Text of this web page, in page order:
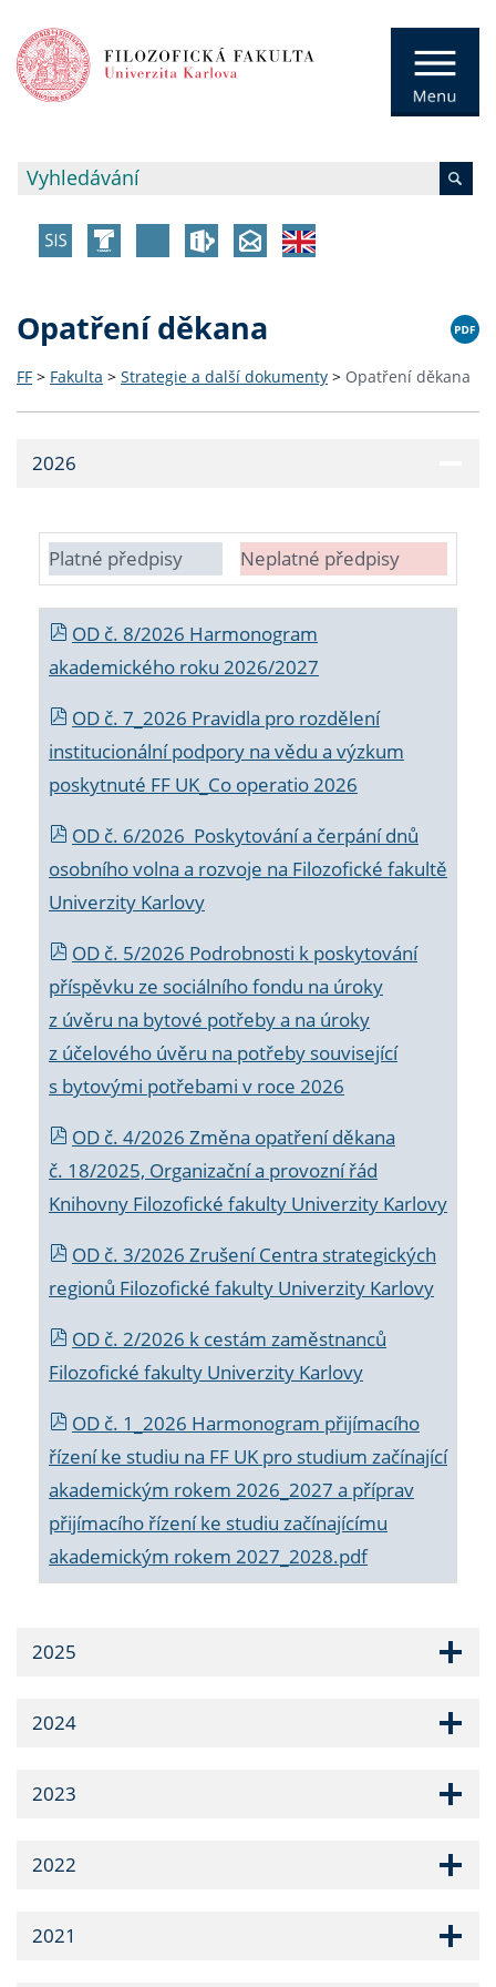
Opatření děkana
FF > Fakulta > Strategie a další dokumenty > Opatření děkana
2026
Platné předpisy Neplatné předpisy
OD č. 8/2026 Harmonogram
akademického roku 2026/2027
OD č. 7_2026 Pravidla pro rozdělení
institucionální podpory na vědu a výzkum
poskytnuté FF UK_Co operatio 2026
OD č. 6/2026 Poskytování a čerpání dnů
osobního volna a rozvoje na Filozofické fakultě
Univerzity Karlovy
OD č. 5/2026 Podrobnosti k poskytování
příspěvku ze sociálního fondu na úroky
z úvěru na bytové potřeby a na úroky
z účelového úvěru na potřeby související
s bytovými potřebami v roce 2026
OD č. 4/2026 Změna opatření děkana
č. 18/2025, Organizační a provozní řád
Knihovny Filozofické fakulty Univerzity Karlovy
OD č. 3/2026 Zrušení Centra strategických
regionů Filozofické fakulty Univerzity Karlovy
OD č. 2/2026 k cestám zaměstnanců
Filozofické fakulty Univerzity Karlovy
OD č. 1_2026 Harmonogram přijímacího
řízení ke studiu na FF UK pro studium začínající
akademickým rokem 2026_2027 a příprav
přijímacího řízení ke studiu začínajícímu
akademickým rokem 2027_2028.pdf
2025
2024
2023
2022
2021